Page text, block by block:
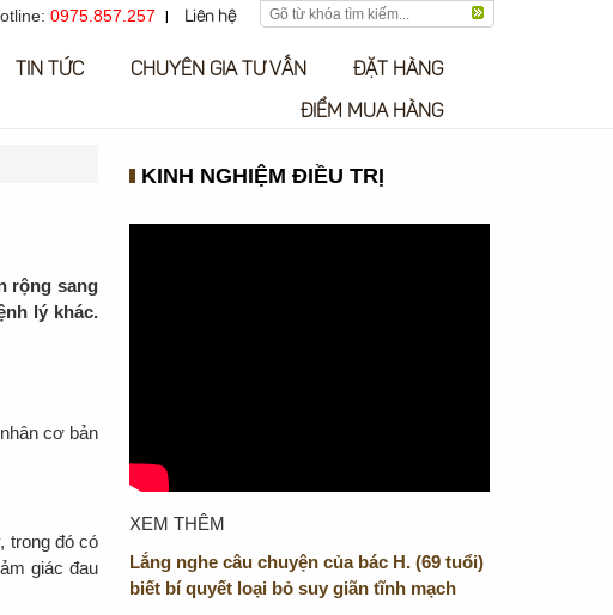
0975.857.257 Liên hệ
TIN TỨC CHUYÊN GIA TƯ VẤN ĐẶT HÀNG
ĐIỂM MUA HÀNG
rộng sang
lý khác.
cơ bản
trong đó có
giác đau
KINH NGHIỆM ĐIỀU TRỊ
XEM THÊM
Lắng nghe câu chuyện của bác H. (69 tuổi)
biết bí quyết loại bỏ suy giãn tĩnh mạch